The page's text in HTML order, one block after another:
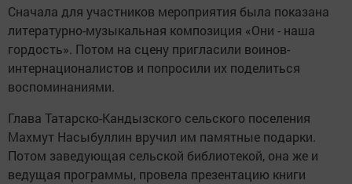
Сначала для участников мероприятия была показана
литературно-музыкальная композиция «Они - наша
гордость». Потом на сцену пригласили воинов-
интернационалистов и попросили их поделиться
воспоминаниями.
Глава Татарско-Кандызского сельского поселения
Махмут Насыбуллин вручил им памятные подарки.
Потом заведующая сельской библиотекой, она же и
ведущая программы, провела презентацию книги